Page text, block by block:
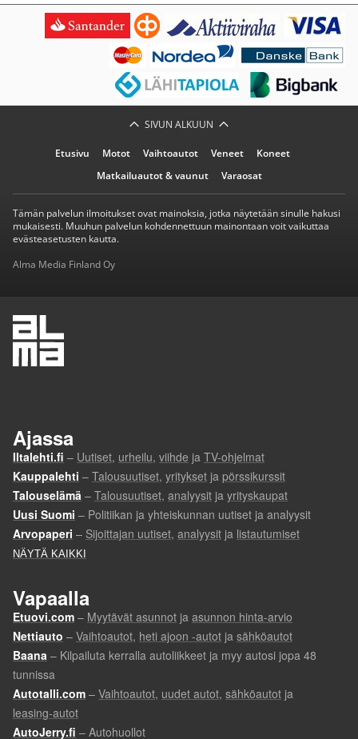
SIVUN ALKUUN
Etusivu Motot Vaihtoautot Veneet
Koneet
Matkailuautot & vaunut
Varaosat
Tämän palvelun ilmoitukset ovat mainoksia, jotka näytetään sinulle hakusi
mukaisesti. Muuhun palvelun kohdennettuun mainontaan voit vaikuttaa
evästeasetusten kautta.
Alma Media Finland Oy